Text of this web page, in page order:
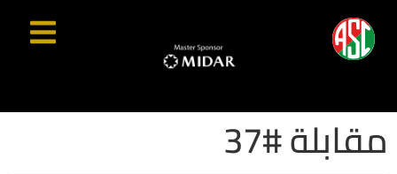
مقابلة #37